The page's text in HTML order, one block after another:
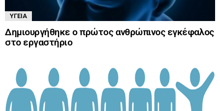
ΥΓΕΊΑ
Δημιουργήθηκε ο πρώτος ανθρώπινος εγκέφαλος
στο εργαστήριο